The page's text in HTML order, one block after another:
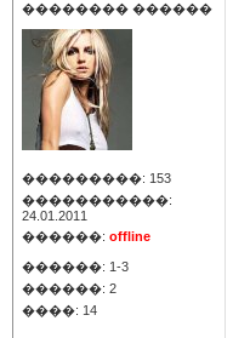
�������� ������
���������: 153
�����������:
24.01.2011
������: offline
������: 1-3
������: 2
����: 14